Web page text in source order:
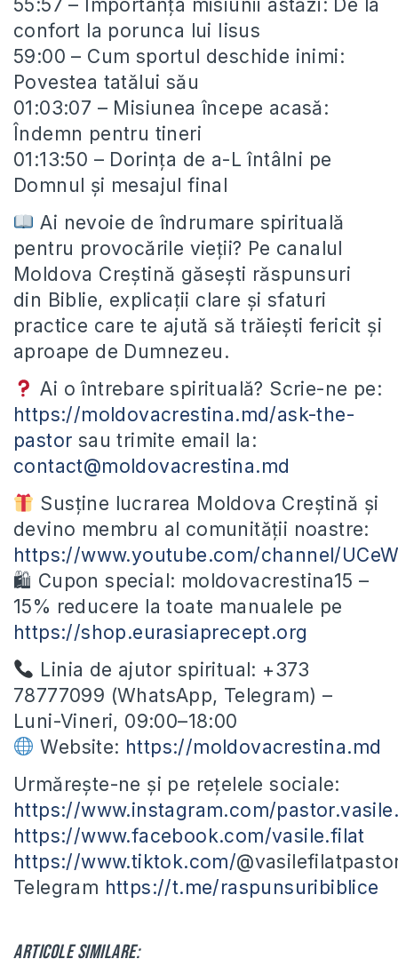
55:57 – Importanța misiunii astăzi: De la
confort la porunca lui Iisus
59:00 – Cum sportul deschide inimi:
Povestea tatălui său
01:03:07 – Misiunea începe acasă:
Îndemn pentru tineri
01:13:50 – Dorința de a-L întâlni pe
Domnul și mesajul final
Ai nevoie de îndrumare spirituală
pentru provocările vieții? Pe canalul
Moldova Creștină găsești răspunsuri
din Biblie, explicații clare și sfaturi
practice care te ajută să trăiești fericit și
aproape de Dumnezeu.
Ai o întrebare spirituală? Scrie-ne pe:
https://moldovacrestina.md/ask-the-
pastor sau trimite email la:
contact@moldovacrestina.md
Susține lucrarea Moldova Creștină și
devino membru al comunității noastre:
https://www.youtube.com/channel/
🛍 Cupon special: moldovacrestina15 –
15% reducere la toate manualele pe
https://shop.eurasiaprecept.org
Linia de ajutor spiritual: +373
78777099 (WhatsApp, Telegram) –
Luni-Vineri, 09:00–18:00
Website: https://moldovacrestina.md
Urmărește-ne și pe rețelele sociale:
https://www.instagram.com/
https://www.facebook.com/vasile.filat
https://www.tiktok.com/
Telegram https://t.me/raspunsuribiblice
Articole similare: